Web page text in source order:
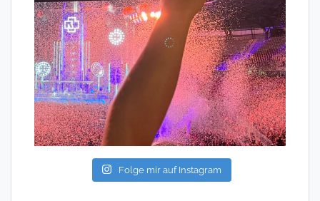
Folge mir auf Instagram